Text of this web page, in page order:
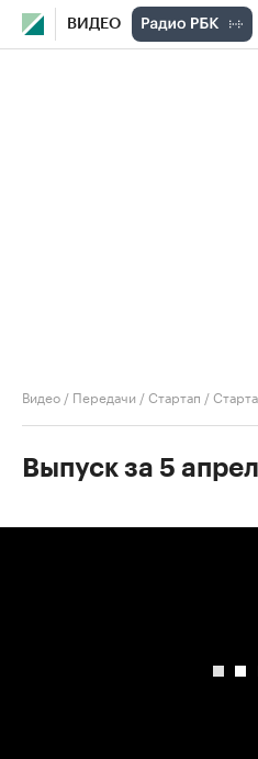
ВИДЕО
Видео / Передачи /Стартап /
Выпуск за 5